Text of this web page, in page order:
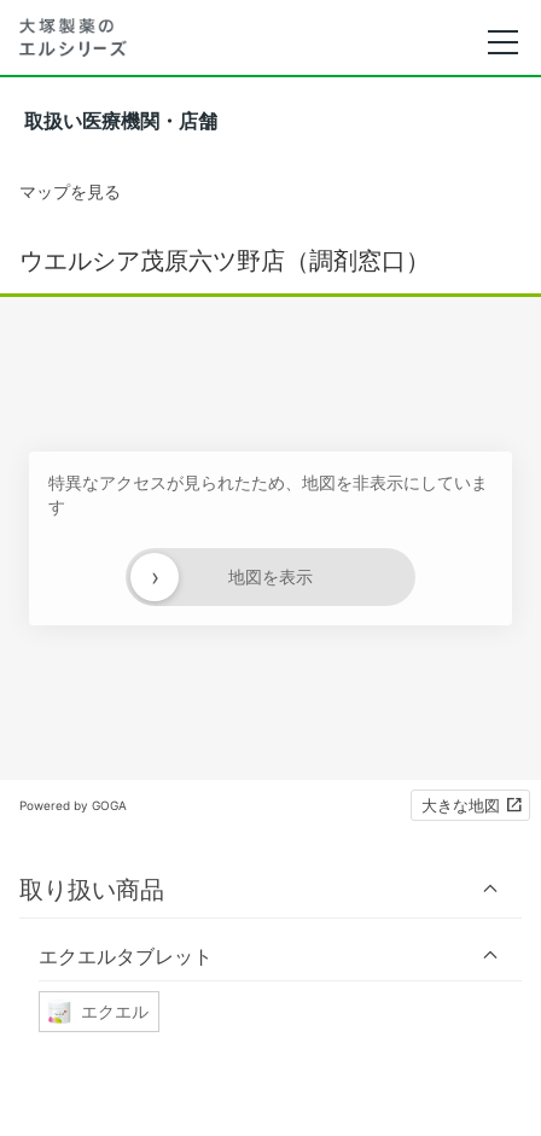
取扱い医療機関・店舗
マップを見る
ウエルシア茂原六ツ野店（調剤窓口）
特異なアクセスが見られたため、地図を非表示にしていま
す
地図を表示
›
Powered by GOGA 大きな地図
取り扱い商品
エクエルタブレット
エクエル